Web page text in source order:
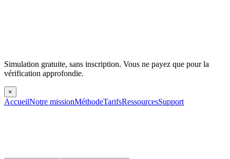
Simulation gratuite, sans inscription. Vous ne payez que pour la
vérification approfondie.
×
AccueilNotre missionMéthodeTarifsRessourcesSupport